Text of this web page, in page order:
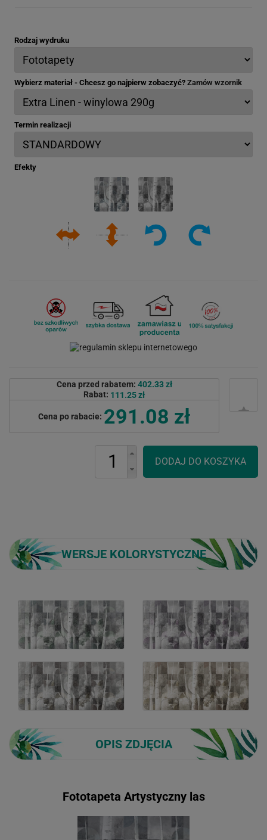
Rodzaj wydruku
Wybierz materiał - Chcesz go najpierw zobaczyć? Zamów wzornik
Termin realizacji
Efekty
Cena przed rabatem: 402.33 zł
Rabat: 111.25 zł
Cena po rabacie: 291.08 zł
WERSJE KOLORYSTYCZNE
OPIS ZDJĘCIA
Fototapeta Artystyczny las